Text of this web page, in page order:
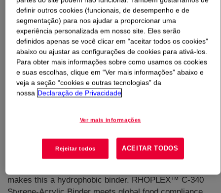
O que éRHOPLEX™ C-340 Emulsion?
An excellent choice when formulating paper coatings for
high quality printing and packaging that requires
coatings formulated with RHOPLEX™ C-340 can reduce
product was designed to have excellent compatibility
with calcium ions for today’s high calcium carbonate
makes this a hydrophobic binder. RHOPLEX™ C-340
definir outros cookies (funcionais, de desempenho e de
segmentação) para nos ajudar a proporcionar uma
experiência personalizada em nosso site. Eles serão
definidos apenas se você clicar em “aceitar todos os cookies”
abaixo ou ajustar as configurações de cookies para ativá-los.
Para obter mais informações sobre como usamos os cookies
e suas escolhas, clique em “Ver mais informações” abaixo e
veja a seção “cookies e outras tecnologias” da
nossa Declaração de Privacidade
Ver mais informações
Rejeitar todos ACEITAR TODOS